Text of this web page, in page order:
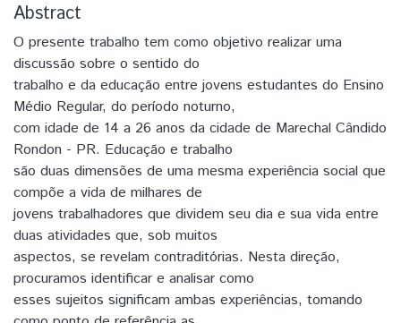
Abstract
O presente trabalho tem como objetivo realizar uma
discussão sobre o sentido do
trabalho e da educação entre jovens estudantes do Ensino
Médio Regular, do período noturno,
com idade de 14 a 26 anos da cidade de Marechal Cândido
Rondon - PR. Educação e trabalho
são duas dimensões de uma mesma experiência social que
compõe a vida de milhares de
jovens trabalhadores que dividem seu dia e sua vida entre
duas atividades que, sob muitos
aspectos, se revelam contraditórias. Nesta direção,
procuramos identificar e analisar como
esses sujeitos significam ambas experiências, tomando